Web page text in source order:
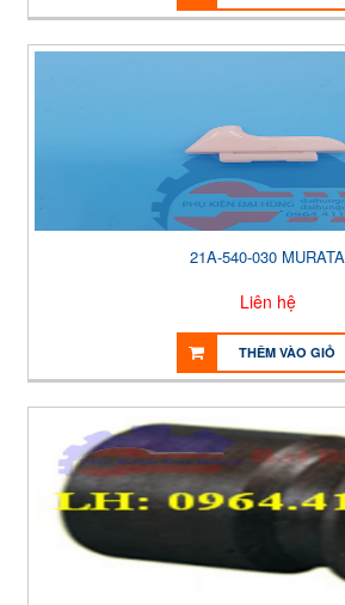
21A-540-030 MURATA
Liên hệ
THÊM VÀO GIỎ